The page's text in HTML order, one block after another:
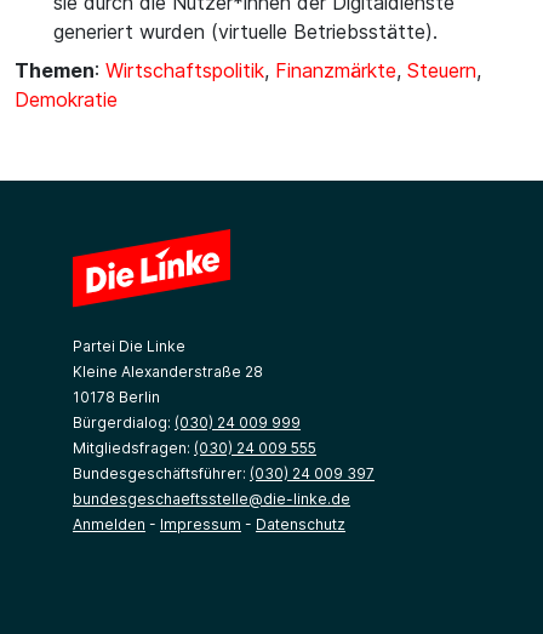
generiert wurden (virtuelle Betriebsstätte).
Themen: Wirtschaftspolitik, Finanzmärkte, Steuern,
Demokratie
Partei Die Linke
Kleine Alexanderstraße 28
10178 Berlin
Bürgerdialog: (030) 24 009 999
Mitgliedsfragen: (030) 24 009 555
Bundesgeschäftsführer: (030) 24 009 397
bundesgeschaeftsstelle@die-linke.de
Anmelden - Impressum - Datenschutz